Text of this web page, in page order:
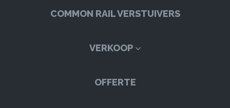
COMMON RAIL VERSTUIVERS
VERKOOP
OFFERTE